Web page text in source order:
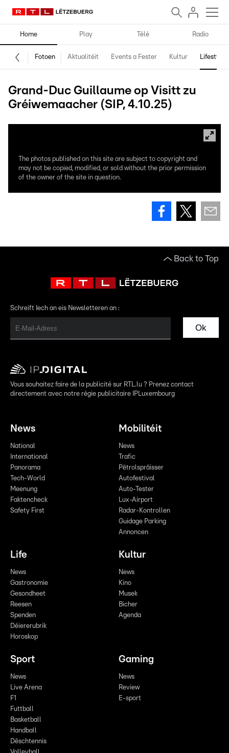
Home Play Télé Radio
Fotoen Aktualitéit Events a Fester Kultur Lifestyle
Grand-Duc Guillaume op Visitt zu
Gréiwemaacher (SIP, 4.10.25)
The photos published on this site are subject to copyright and
may not be copied, modified, or sold without the prior permission
of the owner of the site in question.
Back to Top
Schreift Iech an eis Newsletteren an :
Ok
Vous souhaitez faire de la publicité sur RTL.lu ? Prenez contact
directement avec notre régie publicitaire IPLuxembourg
News
National
International
Panorama
Tech-World
Meenung
Faktencheck
Safety First
Mobilitéit
News
Trafic
Pëtrolspräisser
Autofestival
Auto-Tester
Lux-Airport
Radar-Kontrollen
Guidage Parking
Annoncen
Life
News
Gastronomie
Gesondheet
Reesen
Spenden
Déiererubrik
Horoskop
Kultur
News
Kino
Musek
Bicher
Agenda
Sport
News
Live Arena
F1
Futtball
Basketball
Handball
Dëschtennis
Gaming
News
Review
E-sport